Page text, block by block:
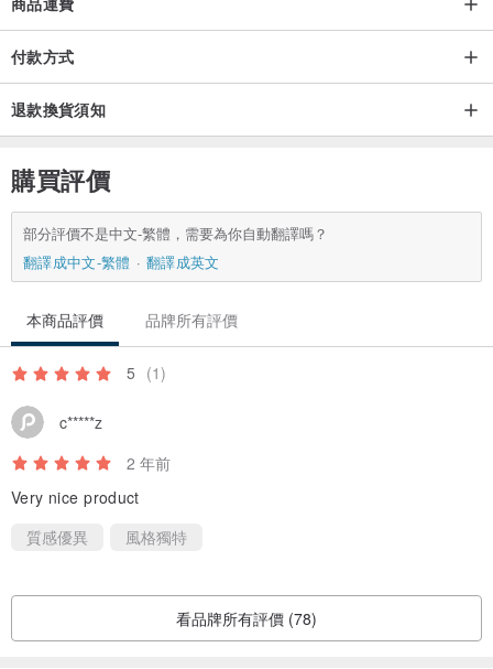
付款方式
退款換貨須知
購買評價
部分評價不是中文-繁體，需要為你自動翻譯嗎？
翻譯成中文-繁體
翻譯成英文
本商品評價 品牌所有評價
5 (1)
c*****z
2 年前
Very nice product
質感優異
風格獨特
看品牌所有評價 (78)